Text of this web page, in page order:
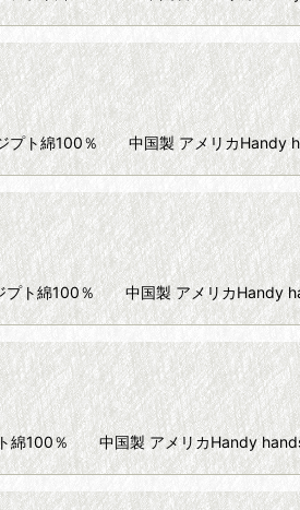
ト綿100％ 中国製 アメリカHandy
綿100％ 中国製 アメリカHandy
綿100％ 中国製 アメリカHandy